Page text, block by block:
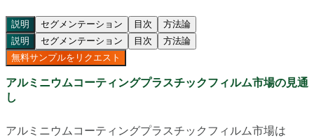
説明 セグメンテーション 目次
方法論
説明
セグメンテーション 目次
方法論
無料サンプルをリクエスト
アルミニウムコーティングプラスチックフィルム市場の見通
し
アルミニウムコーティングプラスチックフィルム市場は